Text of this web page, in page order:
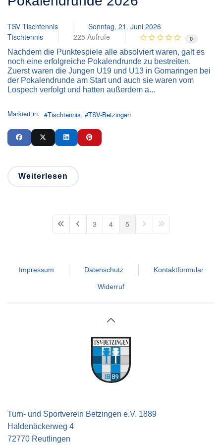
TSV Tischtennis
Sonntag, 21. Juni 2026
Tischtennis
225 Aufrufe 0
Nachdem die Punktespiele alle absolviert waren, galt es
noch eine erfolgreiche Pokalendrunde zu bestreiten.
Zuerst waren die Jungen U19 und U13 in Gomaringen bei
der Pokalendrunde am Start und auch sie waren vom
Lospech verfolgt und hatten außerdem a...
Markiert in: Tischtennis TSV-Betzingen
Weiterlesen
First PagePrevious Page
3 4 5 Next PageLast Page
Impressum Datenschutz Kontaktformular
Widerruf
Turn- und Sportverein Betzingen e.V. 1889
Haldenäckerweg 4
72770 Reutlingen